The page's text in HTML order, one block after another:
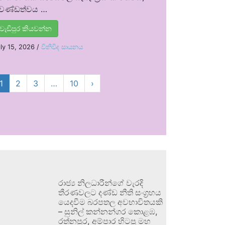
…
වැඩිපුර කියවන්න
15, 2026 / විනිවිද සායනය
1 2 3 … 10 ›
රාජ්‍ය නිලධාරීන්ගේ වැරදි
තීරණවලට දණ්ඩ නීති සංග්‍රහය
යෙදවීම බරපතල අවභාවිතයකි
– සුනිල් කන්නන්ගර කොළඹ,
රත්නපුර, අම්පාර හිටපු මහ